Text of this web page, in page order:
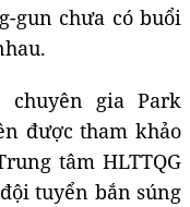
gun chưa có buổi
gia Park
được tham khảo
tâm HLTTQG
tuyển bắn súng